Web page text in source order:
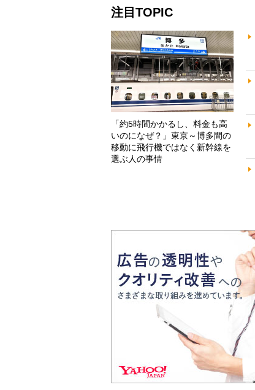
注目TOPIC
「約5時間かかるし、料金も高
いのになぜ？」東京～博多間の
移動に飛行機ではなく新幹線を
選ぶ人の事情